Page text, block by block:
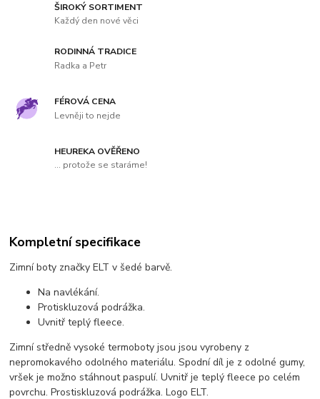
ŠIROKÝ SORTIMENT
Každý den nové věci
RODINNÁ TRADICE
Radka a Petr
FÉROVÁ CENA
Levněji to nejde
HEUREKA OVĚŘENO
... protože se staráme!
Kompletní specifikace
Zimní boty značky ELT v šedé barvě.
Na navlékání.
Protiskluzová podrážka.
Uvnitř teplý fleece.
Zimní středně vysoké termoboty jsou jsou vyrobeny z
nepromokavého odolného materiálu. Spodní díl je z odolné gumy,
vršek je možno stáhnout paspulí. Uvnitř je teplý fleece po celém
povrchu. Prostiskluzová podrážka. Logo ELT.